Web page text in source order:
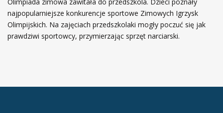
najpopularniejsze konkurencje sportowe Zimowych Igrzysk
Olimpijskich. Na zajęciach przedszkolaki mogły poczuć się jak
prawdziwi sportowcy, przymierzając sprzęt narciarski.